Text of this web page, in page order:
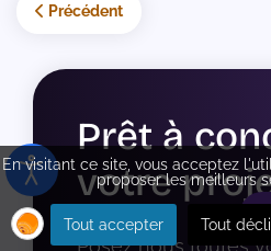
Article précédent : Comment
Précédent
Prêt à
votre
Posez nous toutes
En visitant ce site, vous acceptez
proposer les meilleurs
Tout accepter Tout